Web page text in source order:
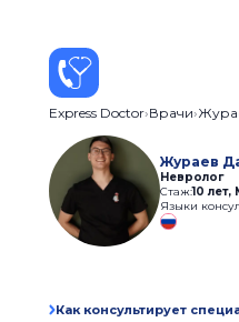
Express Doctor Врачи
Жураев
Невролог
Стаж:10 лет,
Языки
Как консультирует